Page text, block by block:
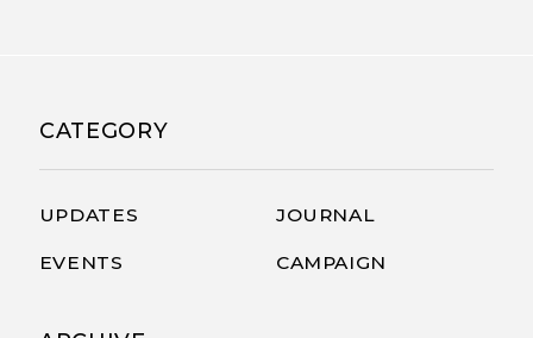
CATEGORY
UPDATES JOURNAL
EVENTS CAMPAIGN